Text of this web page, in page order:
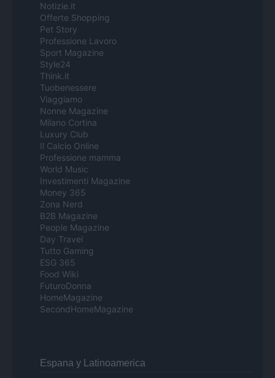
Notizie.it
Offerte Shopping
Pet Story
Professione Lavoro
Sport Magazine
Style24
Think.it
Tuobenessere
Viaggiamo
Nonne Magazine
Milano Cortina
Luxury Club
Il Calcio Online
Professione mamma
World Music
Investimenti Magazine
Money 365
Zona Nerd
B2B Magazine
People Magazine
Day Travel
Tutto Gaming
ESG 365
Food Wiki
FuturoDonna
HomeMagazine
SecondHomeMagazine
Espana y Latinoamerica